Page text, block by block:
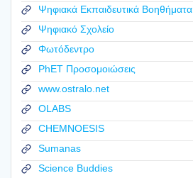
Ψηφιακά Εκπαιδευτικά Βοηθήματα
Ψηφιακό Σχολείο
Φωτόδεντρο
PhET Προσομοιώσεις
www.ostralo.net
OLABS
CHEMNOESIS
Sumanas
Science Buddies